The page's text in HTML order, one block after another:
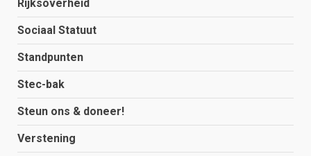
Rijksoverheid
Sociaal Statuut
Standpunten
Stec-bak
Steun ons & doneer!
Verstening